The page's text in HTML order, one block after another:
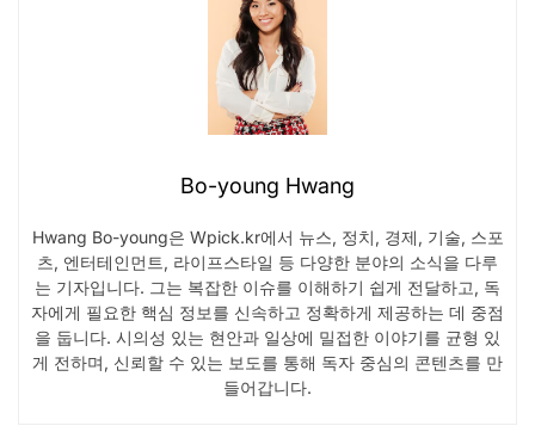
Bo-young Hwang
Hwang Bo-young은 Wpick.kr에서 뉴스, 정치, 경제, 기술, 스포
츠, 엔터테인먼트, 라이프스타일 등 다양한 분야의 소식을 다루
는 기자입니다. 그는 복잡한 이슈를 이해하기 쉽게 전달하고, 독
자에게 필요한 핵심 정보를 신속하고 정확하게 제공하는 데 중점
을 둡니다. 시의성 있는 현안과 일상에 밀접한 이야기를 균형 있
게 전하며, 신뢰할 수 있는 보도를 통해 독자 중심의 콘텐츠를 만
들어갑니다.